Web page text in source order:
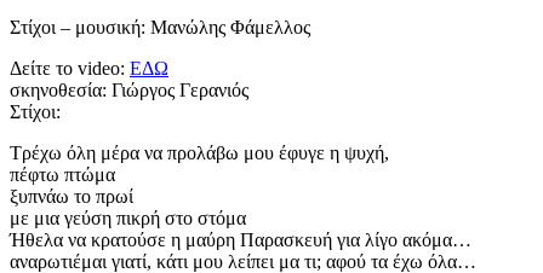
Στίχοι – μουσική: Μανώλης Φάμελλος
Δείτε το video: ΕΔΩ
σκηνοθεσία: Γιώργος Γερανιός
Στίχοι:
Τρέχω όλη μέρα να προλάβω μου έφυγε η ψυχή,
πέφτω πτώμα
ξυπνάω το πρωί
με μια γεύση πικρή στο στόμα
Ήθελα να κρατούσε η μαύρη Παρασκευή για λίγο ακόμα…
αναρωτιέμαι γιατί, κάτι μου λείπει μα τι; αφού τα έχω όλα…